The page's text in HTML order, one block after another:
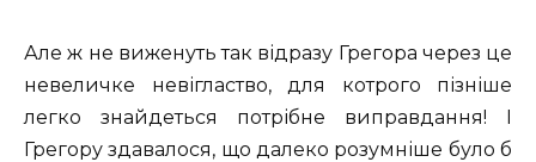
Але ж не виженуть так відразу Грегора через це
невеличке невігластво, для котрого пізніше
легко знайдеться потрібне виправдання! I
Грегору здавалося, що далеко розумніше було б